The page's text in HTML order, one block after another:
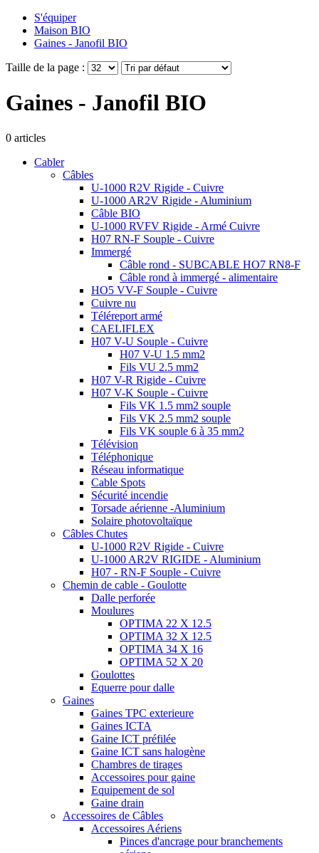
S'équiper
Maison BIO
Gaines - Janofil BIO
Taille de la page :
Gaines - Janofil BIO
0 articles
Cabler
Câbles
U-1000 R2V Rigide - Cuivre
U-1000 AR2V Rigide - Aluminium
Câble BIO
U-1000 RVFV Rigide - Armé Cuivre
H07 RN-F Souple - Cuivre
Immergé
Câble rond - SUBCABLE HO7 RN8-F
Câble rond à immergé - alimentaire
HO5 VV-F Souple - Cuivre
Cuivre nu
Téléreport armé
CAELIFLEX
H07 V-U Souple - Cuivre
H07 V-U 1.5 mm2
Fils VU 2.5 mm2
H07 V-R Rigide - Cuivre
H07 V-K Souple - Cuivre
Fils VK 1.5 mm2 souple
Fils VK 2.5 mm2 souple
Fils VK souple 6 à 35 mm2
Télévision
Téléphonique
Réseau informatique
Cable Spots
Sécurité incendie
Torsade aérienne -Aluminium
Solaire photovoltaïque
Câbles Chutes
U-1000 R2V Rigide - Cuivre
U-1000 AR2V RIGIDE - Aluminium
H07 - RN-F Souple - Cuivre
Chemin de cable - Goulotte
Dalle perforée
Moulures
OPTIMA 22 X 12.5
OPTIMA 32 X 12.5
OPTIMA 34 X 16
OPTIMA 52 X 20
Goulottes
Equerre pour dalle
Gaines
Gaines TPC exterieure
Gaines ICTA
Gaine ICT préfilée
Gaine ICT sans halogène
Chambres de tirages
Accessoires pour gaine
Equipement de sol
Gaine drain
Accessoires de Câbles
Accessoires Aériens
Pinces d'ancrage pour branchements